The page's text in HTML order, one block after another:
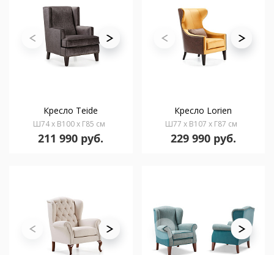
Кресло Teide
Ш74 x В100 x Г85 см
211 990 руб.
Кресло Lorien
Ш77 x В107 x Г87 см
229 990 руб.